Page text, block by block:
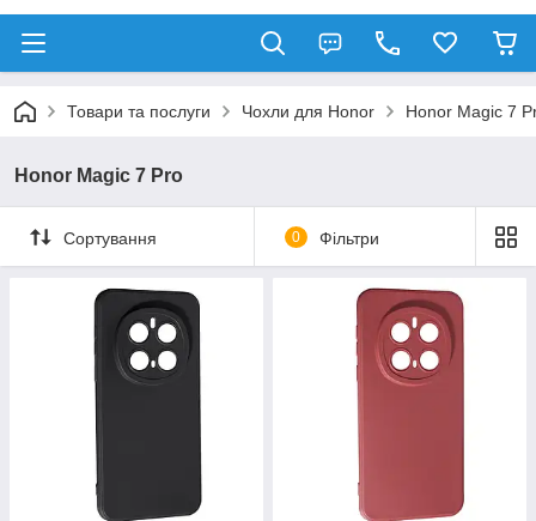
Товари та послуги Чохли для Honor Honor Magic 7
Honor Magic 7 Pro
Сортування 0 Фільтри